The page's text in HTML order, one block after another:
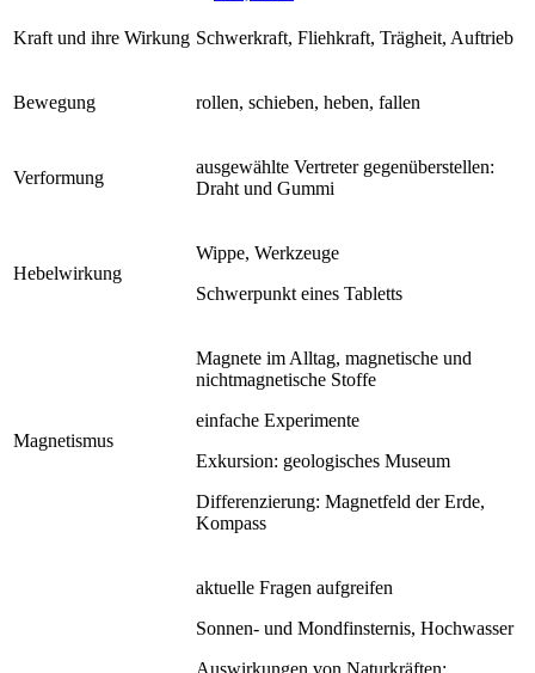
Kraft und ihre Wirkung Schwerkraft, Fliehkraft, Trägheit, Auftrieb
Bewegung rollen, schieben, heben, fallen
Verformung
ausgewählte Vertreter gegenüberstellen:
Draht und Gummi
Hebelwirkung
Wippe, Werkzeuge
Schwerpunkt eines Tabletts
Magnetismus
Magnete im Alltag, magnetische und
nichtmagnetische Stoffe
einfache Experimente
Exkursion: geologisches Museum
Differenzierung: Magnetfeld der Erde,
Kompass
aktuelle Fragen aufgreifen
Sonnen- und Mondfinsternis, Hochwasser
Auswirkungen von Naturkräften: